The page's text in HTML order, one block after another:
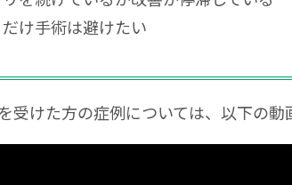
け手術は避けたい
受けた方の症例については、以下の動